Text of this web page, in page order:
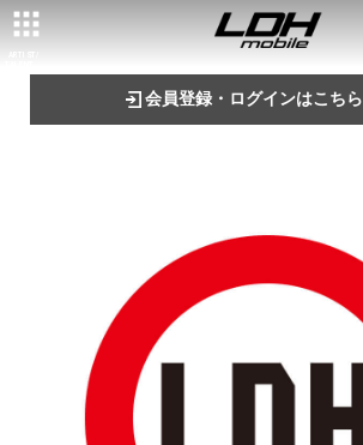
会員登録・ログインはこちら